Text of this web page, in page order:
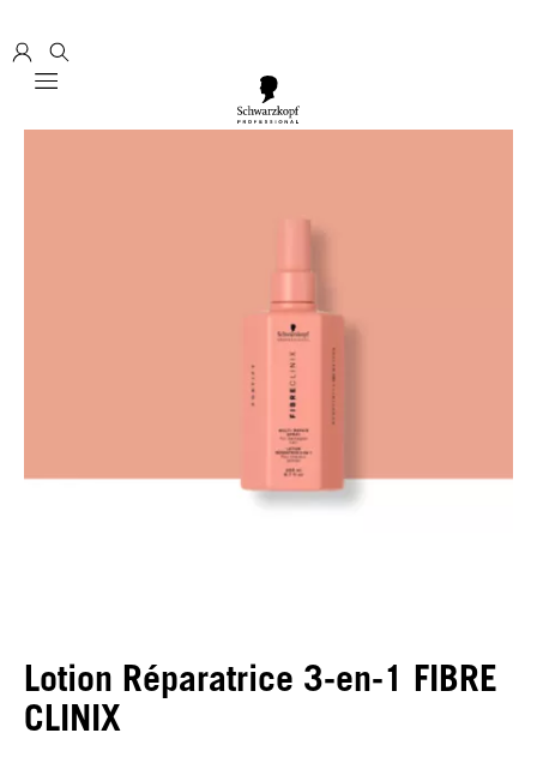
Mobile navigation
Lotion Réparatrice 3-en-1 FIBRE
CLINIX